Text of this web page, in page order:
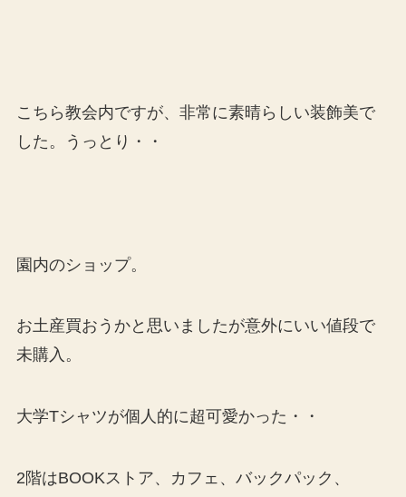
こちら教会内ですが、非常に素晴らしい装飾美で
した。うっとり・・
園内のショップ。
お土産買おうかと思いましたが意外にいい値段で
未購入。
大学Tシャツが個人的に超可愛かった・・
2階はBOOKストア、カフェ、バックパック、